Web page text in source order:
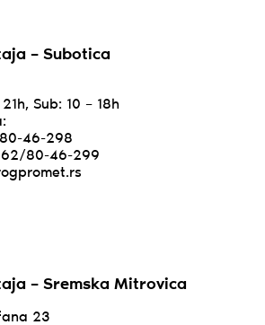
– Subotica
Sub: 10 – 18h
46-298
80-46-299
– Sremska Mitrovica
23